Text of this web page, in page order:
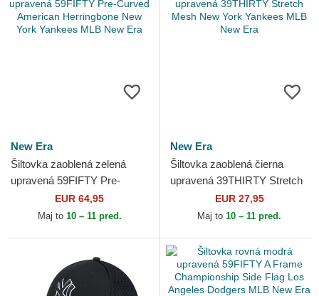
New Era
Šiltovka zaoblená zelená
upravená 59FIFTY Pre-
Curved American
Herringbone New York
EUR 64,95
Maj to 10 – 11 pred.
New Era
Šiltovka zaoblená čierna
upravená 39THIRTY Stretch
Mesh New York Yankees
MLB New Era
EUR 27,95
Maj to 10 – 11 pred.